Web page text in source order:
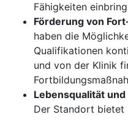
Fähigkeiten
Förderung von
haben die
Qualifikationen
und von der Klinik
Lebensqualität
Der Standort bietet